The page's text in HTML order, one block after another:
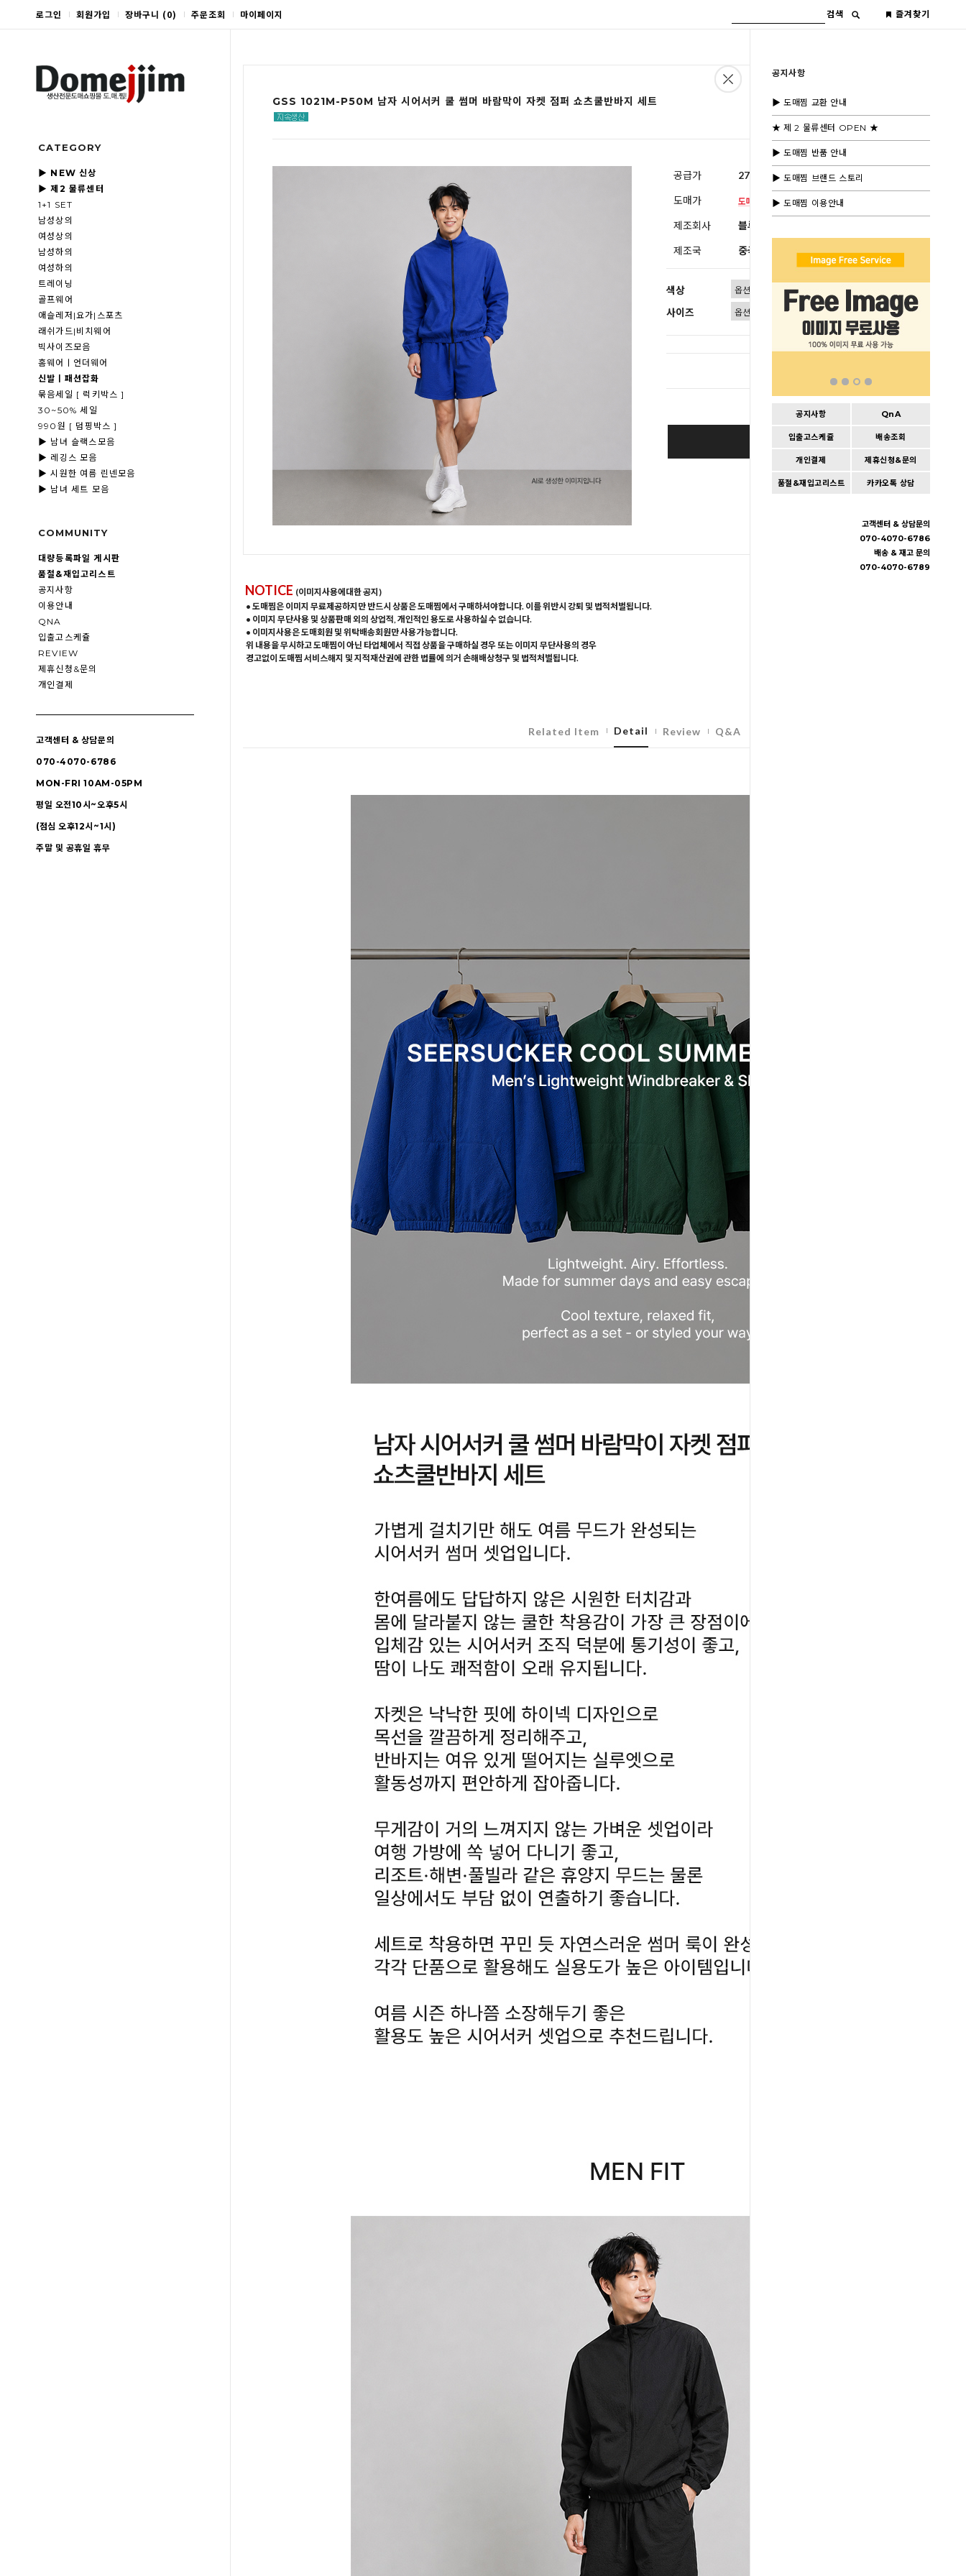
로그인 회원가입 장바구니 (0) 주문조회 마이페이지 검색 즐겨찾기
CATEGORY
▶ NEW 신상
▶ 제2 물류센터
1+1 SET
남성상의
여성상의
남성하의
여성하의
트레이닝
골프웨어
애슬레저|요가|스포츠
래쉬가드|비치웨어
빅사이즈모음
홈웨어ㅣ언더웨어
신발ㅣ패션잡화
묶음세일 [ 럭키박스 ]
30~50% 세일
990원 [ 덤핑박스 ]
▶ 남녀 슬랙스모음
▶ 레깅스 모음
▶ 시원한 여름 린넨모음
▶ 남녀 세트 모음
COMMUNITY
대량등록파일 게시판
품절&재입고리스트
공지사항
이용안내
QNA
입출고스케쥴
REVIEW
제휴신청&문의
개인결제
고객센터 & 상담문의
070-4070-6786
MON-FRI 10AM-05PM
평일 오전10시~오후5시
(점심 오후12시~1시)
주말 및 공휴일 휴무
공지사항
▶ 도매찜 교환 안내
★ 제 2 물류센터 OPEN ★
▶ 도매찜 반품 안내
▶ 도매찜 브랜드 스토리
▶ 도매찜 이용안내
공지사항 QnA
입출고스케쥴 배송조회
개인결제 제휴신청&문의
품절&재입고리스트 카카오톡 상담
고객센터 & 상담문의
070-4070-6786
배송 & 재고 문의
070-4070-6789
GSS 1021M-P50M 남자 시어서커 쿨 썸머 바람막이 자켓 점퍼 쇼츠쿨반바지 세트
공급가 27,600원 (부가세별도)
도매가
제조회사 블루모드 제휴사
제조국 중국
색상
사이즈
BUY IT NOW
Cart | Wishlist
NOTICE (이미지사용에대한 공지)
• 도매찜은 이미지 무료제공하지만 반드시 상품은 도매찜에서 구매하셔야합니다. 이를 위반시 강퇴 및 법적처벌됩니다.
• 이미지 무단사용 및 상품판매 외의 상업적, 개인적인 용도로 사용하실 수 없습니다.
• 이미지사용은 도매회원 및 위탁배송회원만 사용가능합니다.
위 내용을 무시하고 도매찜이 아닌 타업체에서 직접 상품을 구매하실 경우 또는 이미지 무단사용의 경우
경고없이 도매찜 서비스해지 및 지적재산권에 관한 법률에 의거 손해배상청구 및 법적처벌됩니다.
Related Item Detail Review Q&A